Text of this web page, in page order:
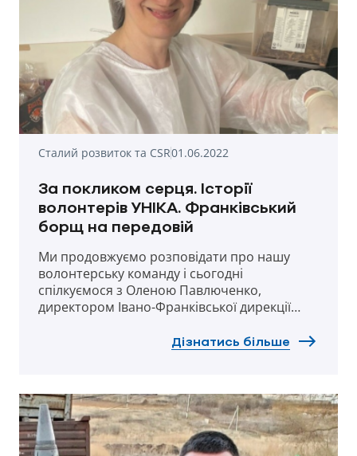
Сталий розвиток та CSR01.06.2022
За покликом серця. Історії
волонтерів УНІКА. Франківський
борщ на передовій
Ми продовжуємо розповідати про нашу
волонтерську команду і сьогодні
спілкуємося з Оленою Павлюченко,
директором Івано-Франківської дирекції
основною роботою, пані Олена щотижня
приготування сухих борщів для наших
воїнів.
Дізнатись більше